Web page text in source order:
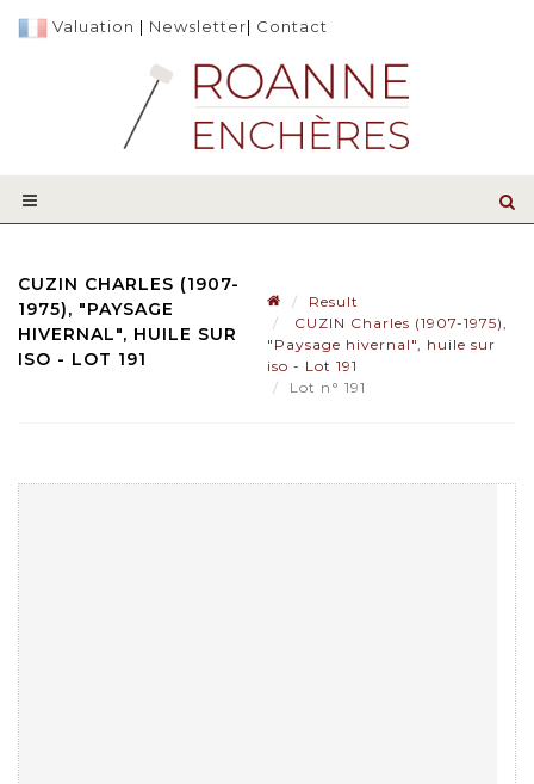
Valuation | Newsletter| Contact
CUZIN CHARLES (1907-
1975), "PAYSAGE
HIVERNAL", HUILE SUR
ISO - LOT 191
Result
CUZIN Charles (1907-1975),
"Paysage hivernal", huile sur
iso - Lot 191
Lot n° 191